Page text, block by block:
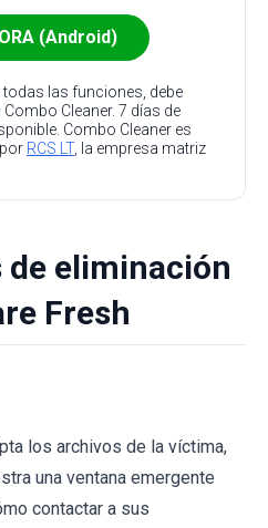
(Android)
las funciones, debe
Cleaner. 7 días de
Combo Cleaner es
RCS LT, la empresa matriz
eliminación
Fresh
los archivos de la víctima,
una ventana emergente
contactar a sus